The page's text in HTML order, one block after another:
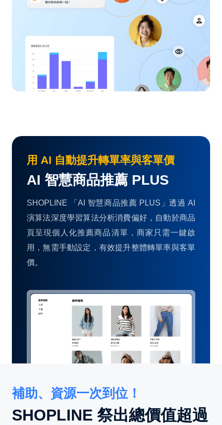
用 AI 自動提升轉單率與客單價
AI 智慧商品推薦 PLUS
SHOPLINE 「AI 智慧商品推薦 PLUS」透過 AI
演算法深度學習算法分析消費偏好，自動於商品
頁呈現個人化推薦商品清單，商家只需一鍵啟
用，無需手動設定，有效提升整體轉單率與客單
價。
補助、資源一次到位！
SHOPLINE 祭出總價值超過